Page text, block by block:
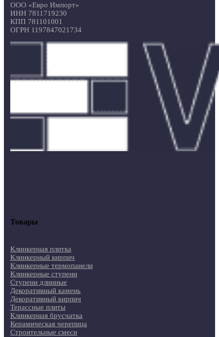
ООО «Евро Импорт»
ИНН 7811719230
КПП 781101001
ОГРН 1197847021734
Товары
Клинкерная плитка
Клинкерный кирпич
Клинкерные термопанели
Клинкерные ступени
Ступени длинные
Декоративный камень
Декоративный кирпич
Терассные плиты
Клинкерная брусчатка
Керамическая черепица
Строительные смеси